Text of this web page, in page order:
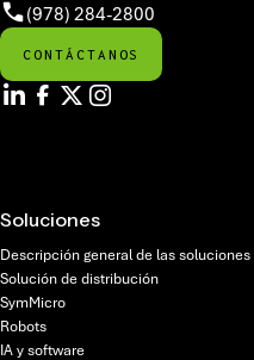
(978) 284-2800
CONTÁCTANOS
Soluciones
Descripción general de las soluciones
Solución de distribución
SymMicro
Robots
IA y software